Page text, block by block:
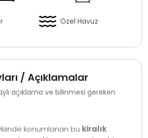
Özel Havuz
/ Açıklamalar
açıklama ve bilinmesi gereken
konumlanan bu kiralık